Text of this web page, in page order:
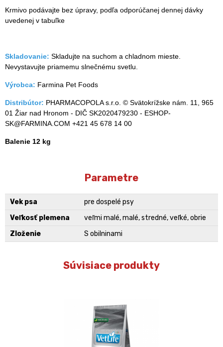
Krmivo podávajte bez úpravy, podľa odporúčanej dennej dávky
uvedenej v tabuľke
Skladovanie: Skladujte na suchom a chladnom mieste.
Nevystavujte priamemu slnečnému svetlu.
Výrobca: Farmina Pet Foods
Distribútor: PHARMACOPOLA s.r.o. © Svätokrížske nám. 11, 965
01 Žiar nad Hronom - DIČ SK2020479230 - ESHOP-
SK@FARMINA.COM +421 45 678 14 00
Balenie 12 kg
Parametre
Vek psa
pre dospelé psy
Veľkosť plemena
veľmi malé, malé, stredné, veľké, obrie
Zloženie
S obilninami
Súvisiace produkty